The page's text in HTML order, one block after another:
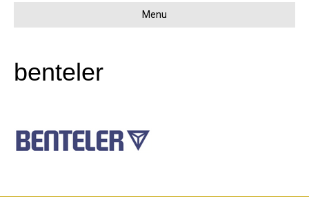
Menu
benteler